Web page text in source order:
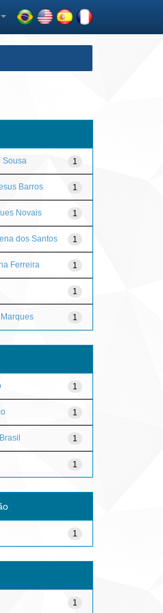
1
Sousa
1
Barros
1
Novais
1
dos Santos
1
Ferreira
1
1
1
1
1
1
1
1